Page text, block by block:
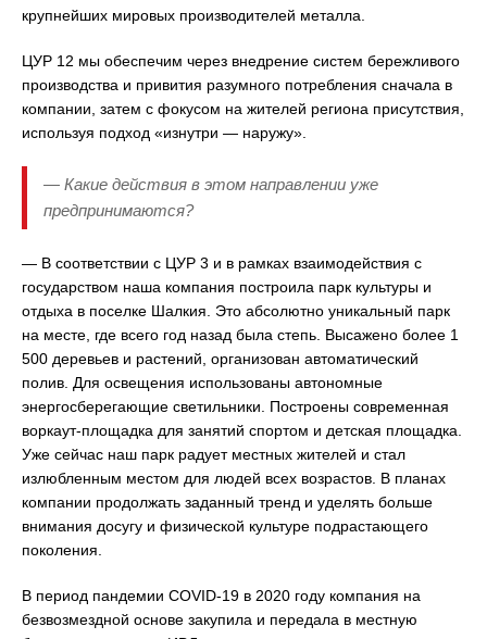
крупнейших мировых производителей металла.
ЦУР 12 мы обеспечим через внедрение систем бережливого
производства и привития разумного потребления сначала в
компании, затем с фокусом на жителей региона присутствия,
используя подход «изнутри — наружу».
— Какие действия в этом направлении уже
предпринимаются?
— В соответствии с ЦУР 3 и в рамках взаимодействия с
государством наша компания построила парк культуры и
отдыха в поселке Шалкия. Это абсолютно уникальный парк
на месте, где всего год назад была степь. Высажено более 1
500 деревьев и растений, организован автоматический
полив. Для освещения использованы автономные
энергосберегающие светильники. Построены современная
воркаут-площадка для занятий спортом и детская площадка.
Уже сейчас наш парк радует местных жителей и стал
излюбленным местом для людей всех возрастов. В планах
компании продолжать заданный тренд и уделять больше
внимания досугу и физической культуре подрастающего
поколения.
В период пандемии COVID-19 в 2020 году компания на
безвозмездной основе закупила и передала в местную